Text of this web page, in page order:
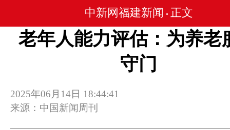
中新网福建新闻 • 正文
老年人能力评估：为养老
守门
2025年06月14日 18:44:41
来源：中国新闻周刊